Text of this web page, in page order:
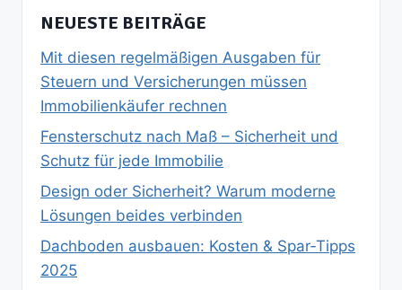
NEUESTE BEITRÄGE
Mit diesen regelmäßigen Ausgaben für
Steuern und Versicherungen müssen
Immobilienkäufer rechnen
Fensterschutz nach Maß – Sicherheit und
Schutz für jede Immobilie
Design oder Sicherheit? Warum moderne
Lösungen beides verbinden
Dachboden ausbauen: Kosten & Spar‑Tipps
2025